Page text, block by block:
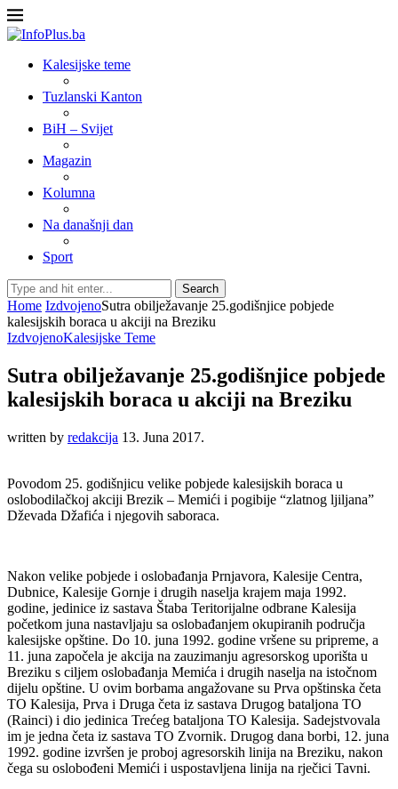
Kalesijske teme
Tuzlanski Kanton
BiH – Svijet
Magazin
Kolumna
Na današnji dan
Sport
Search
Home IzdvojenoSutra obilježavanje 25.godišnjice pobjede
kalesijskih boraca u akciji na Breziku
IzdvojenoKalesijske Teme
Sutra obilježavanje 25.godišnjice pobjede
kalesijskih boraca u akciji na Breziku
written by redakcija 13. Juna 2017.
Povodom 25. godišnjicu velike pobjede kalesijskih boraca u
oslobodilačkoj akciji Brezik – Memići i pogibije “zlatnog ljiljana”
Dževada Džafića i njegovih saboraca.
Nakon velike pobjede i oslobađanja Prnjavora, Kalesije Centra,
Dubnice, Kalesije Gornje i drugih naselja krajem maja 1992.
godine, jedinice iz sastava Štaba Teritorijalne odbrane Kalesija
početkom juna nastavljaju sa oslobađanjem okupiranih područja
kalesijske opštine. Do 10. juna 1992. godine vršene su pripreme, a
11. juna započela je akcija na zauzimanju agresorskog uporišta u
Breziku s ciljem oslobađanja Memića i drugih naselja na istočnom
dijelu opštine. U ovim borbama angažovane su Prva opštinska četa
TO Kalesija, Prva i Druga četa iz sastava Drugog bataljona TO
(Rainci) i dio jedinica Trećeg bataljona TO Kalesija. Sadejstvovala
im je jedna četa iz sastava TO Zvornik. Drugog dana borbi, 12. juna
1992. godine izvršen je proboj agresorskih linija na Breziku, nakon
čega su oslobođeni Memići i uspostavljena linija na rječici Tavni.